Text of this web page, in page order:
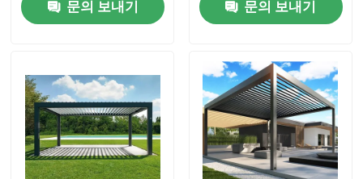
품질 관리
뉴스
인용문을 요구하세요
문의 보내기
문의 보내기